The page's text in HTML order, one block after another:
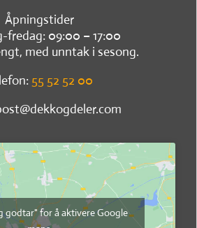
Åpningstider
fredag: 09:00 – 17:00
med unntak i sesong.
55 52 52 00
godtar" for å aktivere Google